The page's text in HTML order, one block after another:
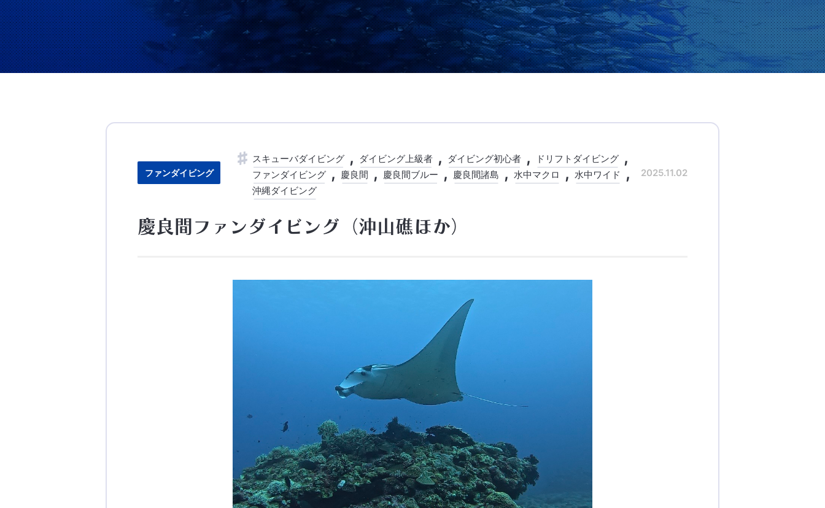
ファンダイビング
スキューバダイビング ダイビング上級者 ダイビング初心者
ドリフトダイビング
ファンダイビング
慶良間 慶良間ブルー 慶良間諸島 水中マクロ
水中ワイド
沖縄ダイビング
2025.11.02
慶良間ファンダイビング（沖山礁ほか）